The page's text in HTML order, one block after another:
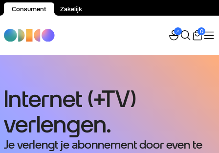
Consument Zakelijk
0
Internet (+TV)
verlengen.
Je verlengt je abonnement door even te